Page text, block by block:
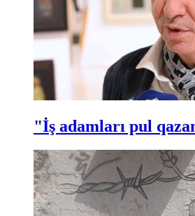
"İş adamları pul